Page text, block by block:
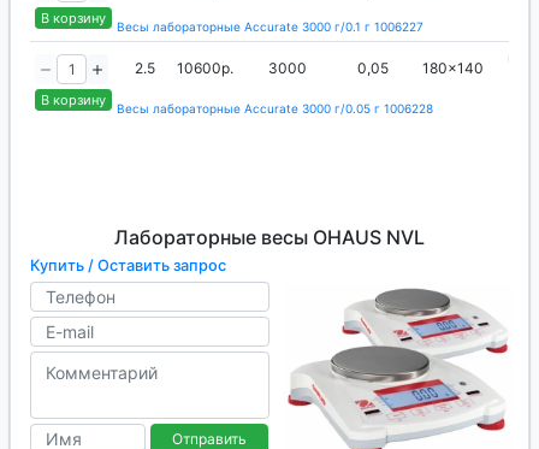
В корзину Весы лабораторные Accurate 3000 г/0.1 г 1006227
В корзину
2.5 10600р. 3000 0,05 180x140
Весы лабораторные Accurate 3000 г/0.05 г 1006228
Лабораторные весы OHAUS NVL
Купить / Оставить запрос
Отправить